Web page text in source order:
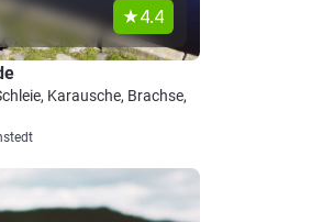
4.4
Karausche, Brachse,